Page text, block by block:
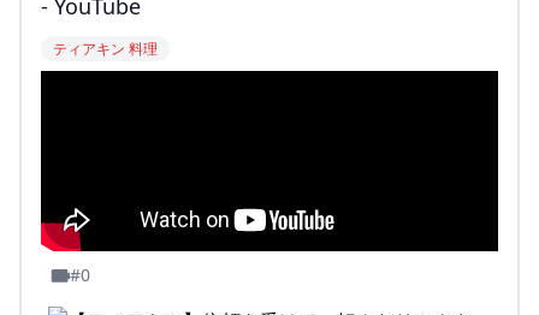
- YouTube
ティアキン 料理
#0